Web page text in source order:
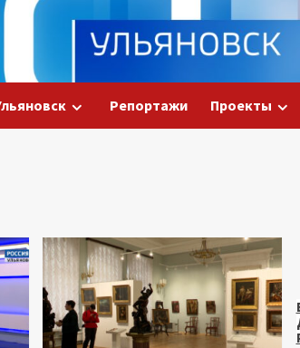
Репортажи Проекты